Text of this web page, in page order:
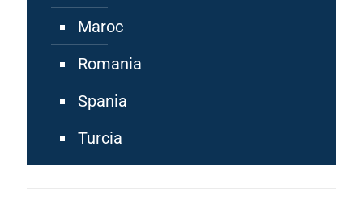
Maroc
Romania
Spania
Turcia